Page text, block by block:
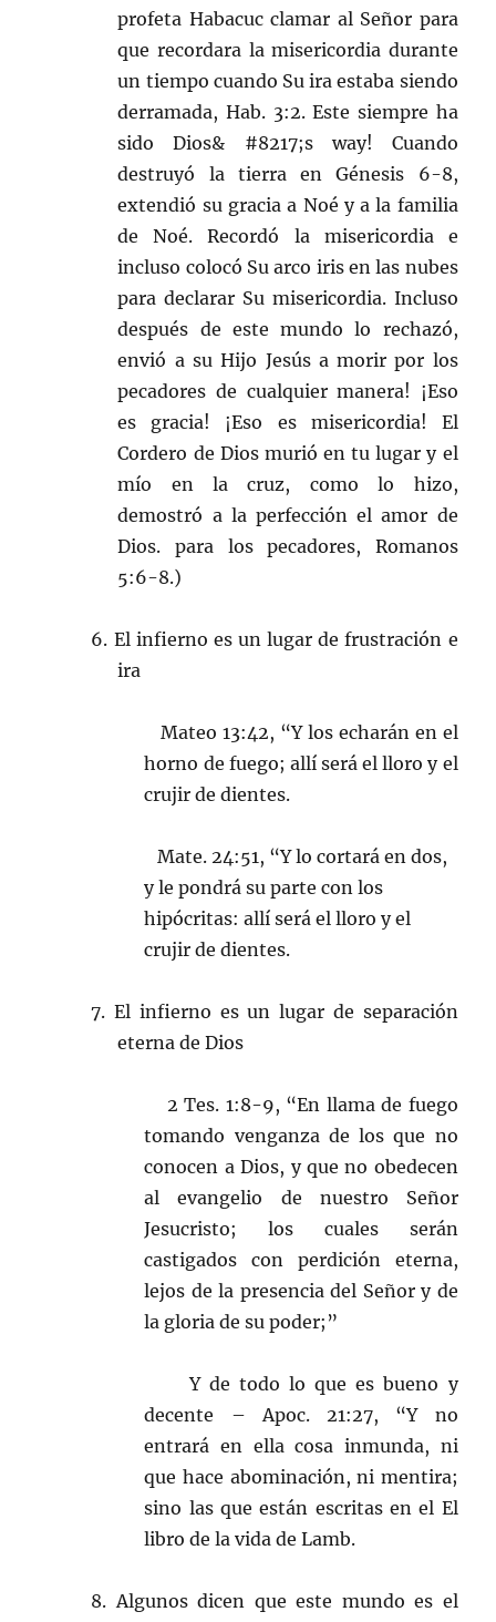
profeta Habacuc clamar al Señor para
que recordara la misericordia durante
un tiempo cuando Su ira estaba siendo
derramada, Hab. 3:2. Este siempre ha
sido Dios& #8217;s way! Cuando
destruyó la tierra en Génesis 6-8,
extendió su gracia a Noé y a la familia
de Noé. Recordó la misericordia e
incluso colocó Su arco iris en las nubes
para declarar Su misericordia. Incluso
después de este mundo lo rechazó,
envió a su Hijo Jesús a morir por los
pecadores de cualquier manera! ¡Eso
es gracia! ¡Eso es misericordia! El
Cordero de Dios murió en tu lugar y el
mío en la cruz, como lo hizo,
demostró a la perfección el amor de
Dios. para los pecadores, Romanos
5:6-8.)
6. El infierno es un lugar de frustración e
ira
Mateo 13:42, “Y los echarán en el
horno de fuego; allí será el lloro y el
crujir de dientes.
Mate. 24:51, “Y lo cortará en dos,
y le pondrá su parte con los
hipócritas: allí será el lloro y el
crujir de dientes.
7. El infierno es un lugar de separación
eterna de Dios
2 Tes. 1:8-9, “En llama de fuego
tomando venganza de los que no
conocen a Dios, y que no obedecen
al evangelio de nuestro Señor
Jesucristo; los cuales serán
castigados con perdición eterna,
lejos de la presencia del Señor y de
la gloria de su poder;”
Y de todo lo que es bueno y
decente – Apoc. 21:27, “Y no
entrará en ella cosa inmunda, ni
que hace abominación, ni mentira;
sino las que están escritas en el El
libro de la vida de Lamb.
8. Algunos dicen que este mundo es el